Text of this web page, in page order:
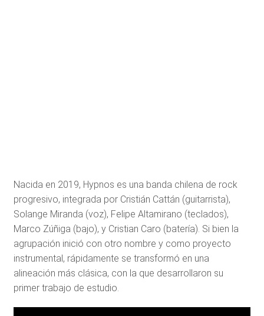
Nacida en 2019, Hypnos es una banda chilena de rock
progresivo, integrada por Cristián Cattán (guitarrista),
Solange Miranda (voz), Felipe Altamirano (teclados),
Marco Zúñiga (bajo), y Cristian Caro (batería). Si bien la
agrupación inició con otro nombre y como proyecto
instrumental, rápidamente se transformó en una
alineación más clásica, con la que desarrollaron su
primer trabajo de estudio.